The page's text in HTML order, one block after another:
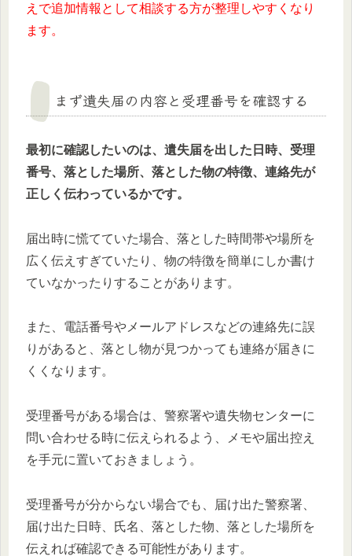
えで追加情報として相談する方が整理しやすくなり
ます。
まず遺失届の内容と受理番号を確認する
最初に確認したいのは、遺失届を出した日時、受理
番号、落とした場所、落とした物の特徴、連絡先が
正しく伝わっているかです。
届出時に慌てていた場合、落とした時間帯や場所を
広く伝えすぎていたり、物の特徴を簡単にしか書け
ていなかったりすることがあります。
また、電話番号やメールアドレスなどの連絡先に誤
りがあると、落とし物が見つかっても連絡が届きに
くくなります。
受理番号がある場合は、警察署や遺失物センターに
問い合わせる時に伝えられるよう、メモや届出控え
を手元に置いておきましょう。
受理番号が分からない場合でも、届け出た警察署、
届け出た日時、氏名、落とした物、落とした場所を
伝えれば確認できる可能性があります。